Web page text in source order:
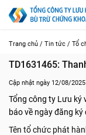
Trang chủ / Tin tức / Tổ
TD1631465:
Cập nhật ngày 12/08/
Tổng công ty Lưu ký
báo về ngày đăng
Tên tổ chức phát